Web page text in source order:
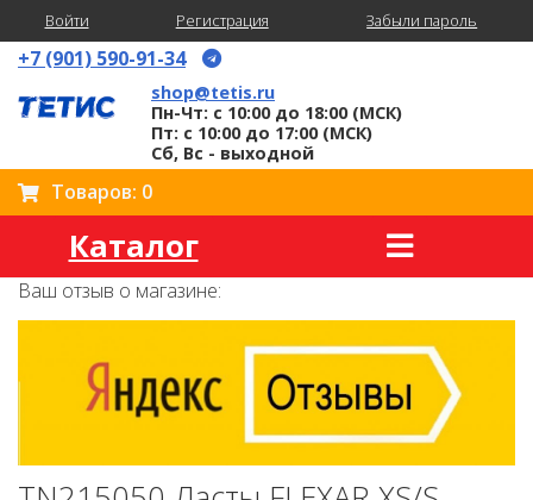
Войти Регистрация Забыли пароль
+7 (901) 590-91-34
shop@tetis.ru
Пн-Чт: с 10:00 до 18:00 (МСК)
Пт: с 10:00 до 17:00 (МСК)
Сб, Вс - выходной
Товаров: 0
Каталог
Ваш отзыв о магазине: